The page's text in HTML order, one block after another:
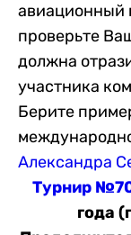
авиационный
проверьте
должна
участника
Берите
Александра
Турнир
года